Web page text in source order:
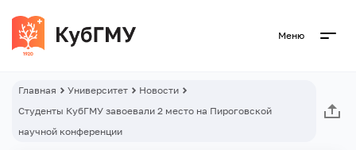
Меню
Главная Университет
Новости
Студенты КубГМУ завоевали 2 место на Пироговской
научной конференции